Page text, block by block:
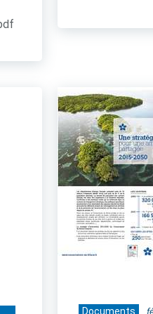
Documents